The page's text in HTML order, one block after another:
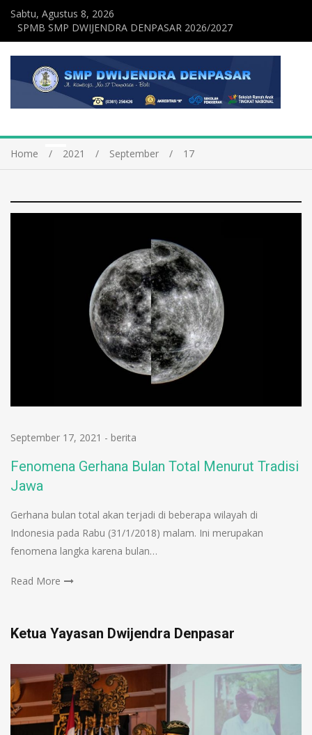
Sabtu, Agustus 8, 2026
SPMB SMP DWIJENDRA DENPASAR 2026/2027
Home 2021 September 17
September 17, 2021 - berita
Fenomena Gerhana Bulan Total Menurut Tradisi
Jawa
Gerhana bulan total akan terjadi di beberapa wilayah di
Indonesia pada Rabu (31/1/2018) malam. Ini merupakan
fenomena langka karena bulan…
Read More
Ketua Yayasan Dwijendra Denpasar